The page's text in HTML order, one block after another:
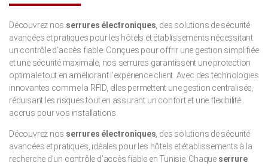
Découvrez nos serrures électroniques , des solutions de sécurité
avancées et pratiques pour les hôtels et établissements nécessitant
un contrôle d’accès fiable. Conçues pour offrir une gestion simplifiée
et une sécurité maximale, nos serrures garantissent une protection
optimale tout en améliorant l’expérience client. Avec des technologies
innovantes comme la RFID, elles permettent une gestion centralisée,
réduisant les risques tout en assurant un confort et une flexibilité
accrus pour vos installations.
Découvrez nos serrures électroniques , des solutions de sécurité
avancées et pratiques, idéales pour les hôtels et établissements à la
recherche d’un contrôle d’accès fiable en Tunisie. Chaque serrure